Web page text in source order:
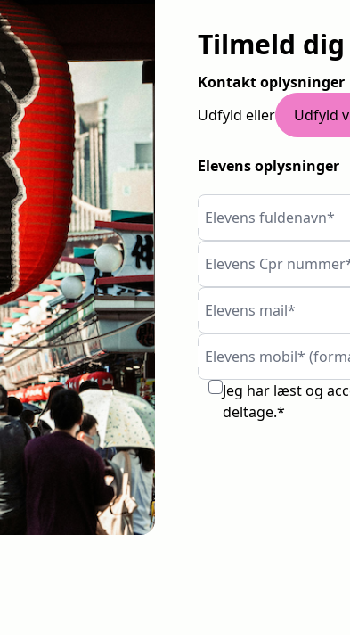
Tilmeld dig
Kontakt oplysninger
Udfyld eller
Udfyld
Elevens oplysninger
Elevens fuldenavn*
Elevens Cpr
Elevens mail*
Elevens mobil*
Jeg har læst og
deltage.*